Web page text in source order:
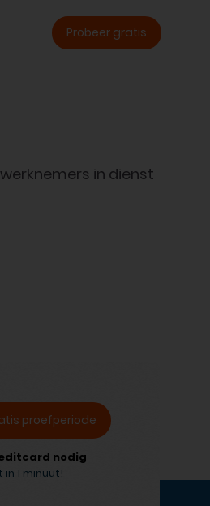
Probeer gratis
in dienst
proefperiode
nodig
in 1 minuut!